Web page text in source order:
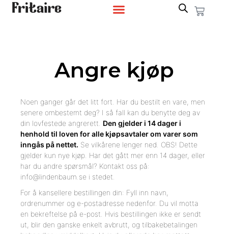
Angre kjøp
Noen ganger går det litt fort. Har du bestilt en vare, men
senere ombestemt deg? I så fall kan du benytte deg av
din lovfestede angrerett. Den gjelder i 14 dager i
henhold til loven for alle kjøpsavtaler om varer som
inngås på nettet. Se vilkårene lenger ned. OBS! Dette
gjelder kun nye kjøp. Har det gått mer enn 14 dager, eller
har du andre spørsmål? Kontakt oss på:
info@lindenbaum.se i stedet.
For å kansellere bestillingen din: Fyll inn navn,
ordrenummer og e-postadresse nedenfor. Du vil motta
en bekreftelse på e-post. Hvis bestillingen ikke er sendt
ut, blir den ganske enkelt avbrutt, og tilbakebetalingen